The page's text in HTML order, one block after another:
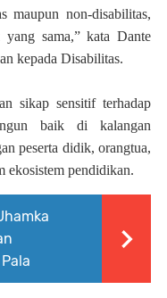
maupun non-disabilitas,
yang sama,” kata Dante
kepada Disabilitas.
sikap sensitif terhadap
baik di kalangan
peserta didik, orangtua,
ekosistem pendidikan.